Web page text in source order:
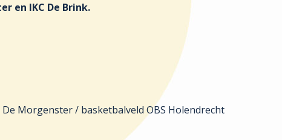
en IKC De Brink.
Morgenster / basketbalveld OBS Holendrecht